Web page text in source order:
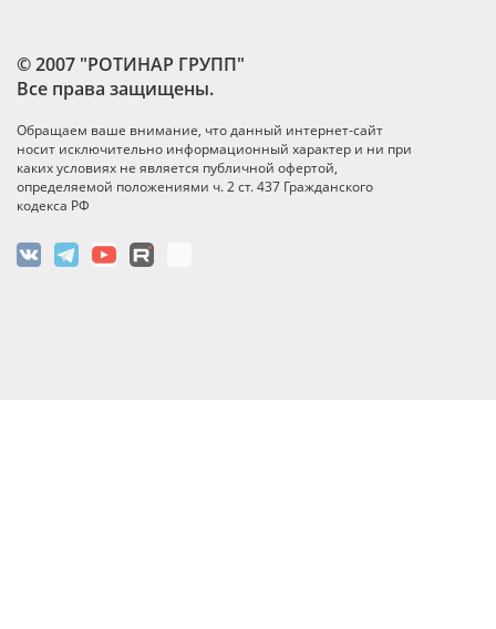
© 2007 "РОТИНАР ГРУПП"
Все права защищены.
Обращаем ваше внимание, что данный интернет-сайт
носит исключительно информационный характер и ни при
каких условиях не является публичной офертой,
определяемой положениями ч. 2 ст. 437 Гражданского
кодекса РФ